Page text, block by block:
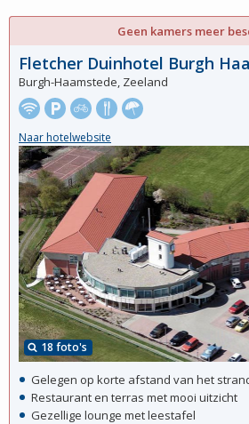
Geen kamers meer
18 foto's
Fletcher Duinhotel Burgh
Burgh-Haamstede, Zeeland
Naar hotelwebsite
Gelegen op korte afstand van het
Restaurant en terras met mooi uitzicht
Gezellige lounge met leestafel